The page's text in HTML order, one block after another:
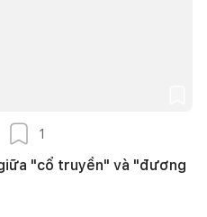
1
"cổ truyền" và "đương